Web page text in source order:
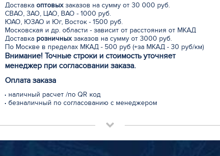
Доставка оптовыхзаказов на сумму от 30 000 руб.
СВАО, ЗАО, ЦАО, ВАО - 1000 руб.
ЮАО, ЮЗАО и Юг, Восток - 1500 руб.
Московская и др. области - зависит от расстояния от МКАД
Доставка розничныхзаказов на сумму от 3000 руб.
По Москве в пределах МКАД - 500 руб (+за МКАД - 30 руб/км)
Внимание! Точные строки и стоимость уточняет
менеджер при согласовании заказа.
Оплата заказа
наличный расчет /по QR код
безналичный по согласованию с менеджером